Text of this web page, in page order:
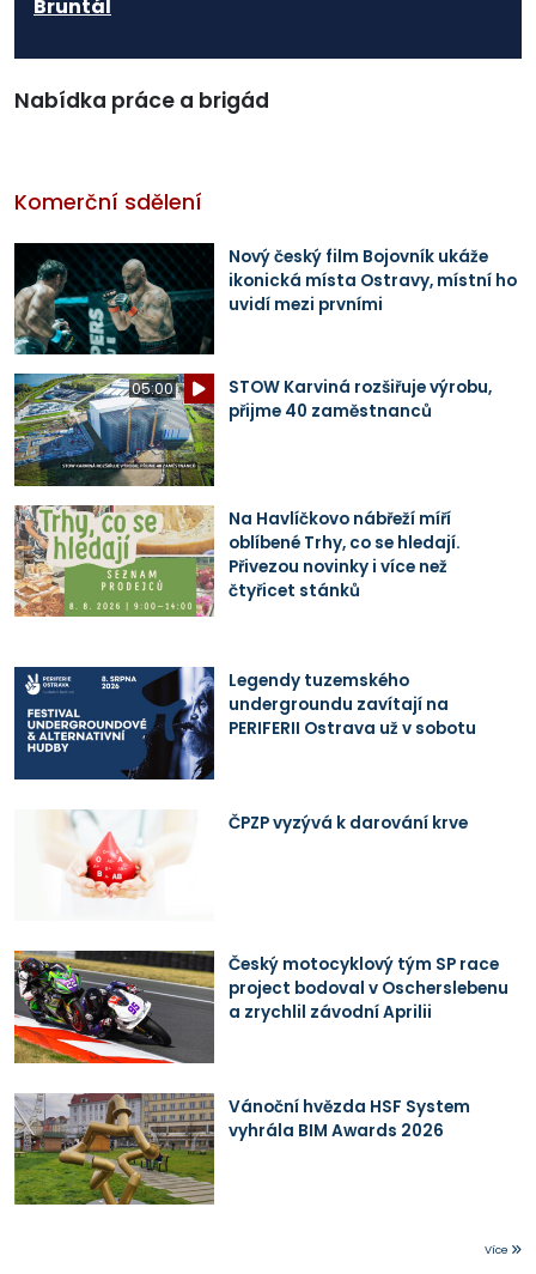
Bruntál
Nabídka práce a brigád
Komerční sdělení
Nový český film Bojovník ukáže
ikonická místa Ostravy, místní ho
uvidí mezi prvními
05:00
STOW Karviná rozšiřuje výrobu,
přijme 40 zaměstnanců
Na Havlíčkovo nábřeží míří
oblíbené Trhy, co se hledají.
Přivezou novinky i více než
čtyřicet stánků
Legendy tuzemského
undergroundu zavítají na
PERIFERII Ostrava už v sobotu
ČPZP vyzývá k darování krve
Český motocyklový tým SP race
project bodoval v Oscherslebenu
a zrychlil závodní Aprilii
Vánoční hvězda HSF System
vyhrála BIM Awards 2026
Více